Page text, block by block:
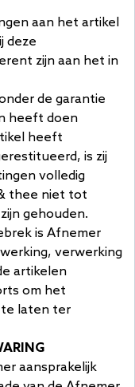
aan het artikel
deze
zijn aan het in
de garantie
heeft doen
heeft
is zij
volledig
thee niet tot
gehouden.
is Afnemer
verwerking
artikelen
om het
te laten ter
aansprakelijk